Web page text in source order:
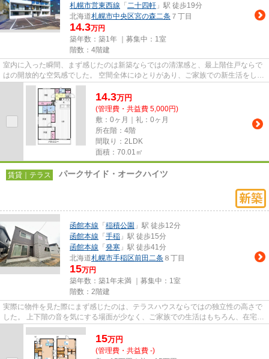
札幌市営東西線 「 二十四軒 」駅 徒歩19分
北海道札幌市中央区宮の森二条 ７丁目
14.3万円
築年数：築1年 ｜募集中： 1室
階数：4階建
室内に入った瞬間、まず感じたのは新築ならではの清潔感と、最上階住戸ならで
はの開放的な空気感でした。 空間全体にゆとりがあり、ご家族での新生活をしっ
かり支えてくれそうな、完...
14.3万円
(管理費・共益費 5,000円)
敷：0ヶ月｜礼：0ヶ月
所在階：4階
間取り：2LDK
面積：70.01㎡
賃貸｜テラス パークサイド・オークハイツ
函館本線 「 稲積公園 」駅 徒歩12分
函館本線 「 手稲 」駅 徒歩15分
函館本線 「 発寒 」駅 徒歩41分
北海道札幌市手稲区前田二条 ８丁目
15万円
築年数：築1年未満 ｜募集中： 1室
階数：2階建
実際に物件を見た際にまず感じたのは、テラスハウスならではの独立性の高さで
した。 上下階の音を気にする場面が少なく、ご家族での生活はもちろん、在宅ワ
ークを取り入れた暮らしにも...
15万円
(管理費・共益費 -)